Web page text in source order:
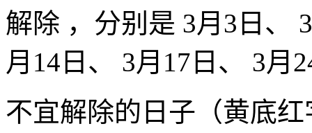
解除 ，分别是 3月3日、
月14日、 3月17日、 3月
不宜解除的日子（黄底红